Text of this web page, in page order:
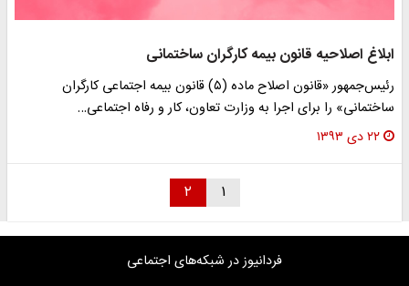
ابلاغ اصلاحیه قانون بیمه کارگران ساختمانی
رئیس‌جمهور «قانون اصلاح ماده (۵) قانون بیمه اجتماعی کارگران
ساختمانی» را برای اجرا به وزارت تعاون، کار و رفاه اجتماعی…
۲۲ دی ۱۳۹۳
۱ ۲
فردانیوز در شبکه‌های اجتماعی